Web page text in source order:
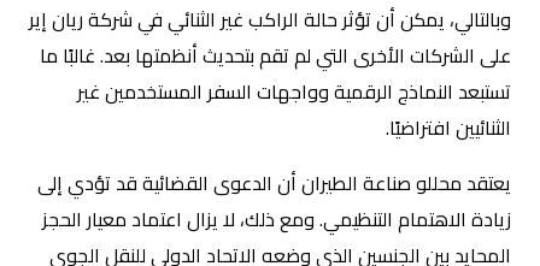
وبالتالي، يمكن أن تؤثر حالة الراكب غير الثنائي في شركة ريان إير
على الشركات الأخرى التي لم تقم بتحديث أنظمتها بعد. غالبًا ما
تستبعد النماذج الرقمية وواجهات السفر المستخدمين غير
الثنائيين افتراضيًا.
يعتقد محللو صناعة الطيران أن الدعوى القضائية قد تؤدي إلى
زيادة الاهتمام التنظيمي. ومع ذلك، لا يزال اعتماد معيار الحجز
المحايد بين الجنسين الذي وضعه الاتحاد الدولي للنقل الجوي